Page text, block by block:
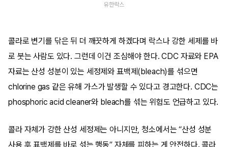
유한락스
콜라로 변기를 닦은 뒤 더 깨끗하게 하겠다며 락스나 강한 세제를 바
로 붓는 사람도 있다. 그런데 이건 조심해야 한다. CDC 자료와 EPA
자료는 산성 성분이 있는 세정제와 표백제(bleach)를 섞으면
chlorine gas 같은 유해 가스가 발생할 수 있다고 경고한다. CDC는
phosphoric acid cleaner와 bleach를 섞는 위험도 언급하고 있다.
콜라 자체가 강한 산성 세정제는 아니지만, 청소에서는 “산성 성분
사용 후 표백제를 바로 섞는 행동” 자체를 피하는 게 안전하다. 콜라